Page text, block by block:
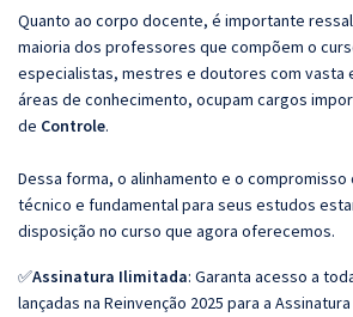
Quanto ao corpo docente, é importante
maioria dos professores que compõem o
especialistas, mestres e doutores com vasta
áreas de conhecimento, ocupam cargos
de Controle.
Dessa forma, o alinhamento e o compromisso
técnico e fundamental para seus estudos
disposição no curso que agora oferecemos.
✅Assinatura Ilimitada: Garanta acesso a
lançadas na Reinvenção 2025 para a